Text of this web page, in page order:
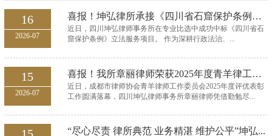
16
2026-07
喜报！坤弘律所承接《四川省石窟保护条例》立法服...
近日，四川坤弘律师事务所在专业比选中成功中标《四川省石
窟保护条例》立法服务项目。 作为深耕行政法治、...
15
2026-07
喜报！我所章丽律师荣获2025年度青羊律工委优秀委...
近日，成都市律师协会青羊律师工作委员会2025年度评优表彰
工作圆满落幕，四川坤弘律师事务所章丽律师凭借勤勉尽...
“尽心尽责 律所典范 业务精湛 维护公平”坤弘...